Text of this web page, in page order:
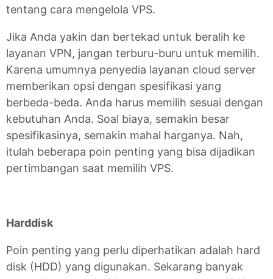
tentang cara mengelola VPS.
Jika Anda yakin dan bertekad untuk beralih ke
layanan VPN, jangan terburu-buru untuk memilih.
Karena umumnya penyedia layanan cloud server
memberikan opsi dengan spesifikasi yang
berbeda-beda. Anda harus memilih sesuai dengan
kebutuhan Anda. Soal biaya, semakin besar
spesifikasinya, semakin mahal harganya. Nah,
itulah beberapa poin penting yang bisa dijadikan
pertimbangan saat memilih VPS.
Harddisk
Poin penting yang perlu diperhatikan adalah hard
disk (HDD) yang digunakan. Sekarang banyak